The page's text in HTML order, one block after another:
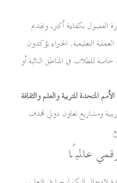
الفصول بكفاءة أكبر، وتقديم
التعليمية. الخبراء يؤكدون
للطلاب في المناطق النائية أو
المتحدة للتربية والعلم والثقافة
ومشاريع تعاون دولي تهدف
عالميًا